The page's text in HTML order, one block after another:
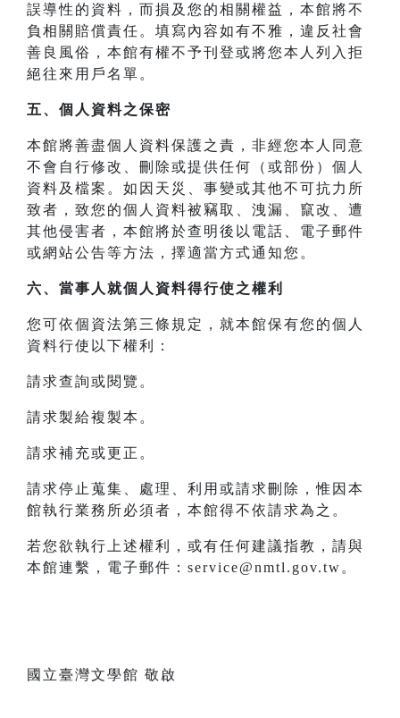
誤導性的資料，而損及您的相關權益，本館將不
負相關賠償責任。填寫內容如有不雅，違反社會
善良風俗，本館有權不予刊登或將您本人列入拒
絕往來用戶名單。
五、個人資料之保密
本館將善盡個人資料保護之責，非經您本人同意
不會自行修改、刪除或提供任何（或部份）個人
資料及檔案。如因天災、事變或其他不可抗力所
致者，致您的個人資料被竊取、洩漏、竄改、遭
其他侵害者，本館將於查明後以電話、電子郵件
或網站公告等方法，擇適當方式通知您。
六、當事人就個人資料得行使之權利
您可依個資法第三條規定，就本館保有您的個人
資料行使以下權利：
請求查詢或閱覽。
請求製給複製本。
請求補充或更正。
請求停止蒐集、處理、利用或請求刪除，惟因本
館執行業務所必須者，本館得不依請求為之。
若您欲執行上述權利，或有任何建議指教，請與
本館連繫，電子郵件：service@nmtl.gov.tw。
國立臺灣文學館 敬啟